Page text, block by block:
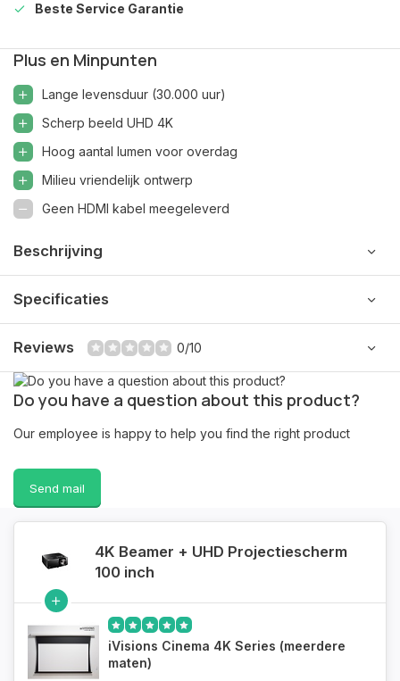
Beste Service Garantie
Plus en Minpunten
Lange levensduur (30.000 uur)
Scherp beeld UHD 4K
Hoog aantal lumen voor overdag
Milieu vriendelijk ontwerp
Geen HDMI kabel meegeleverd
Beschrijving
Specificaties
Reviews 0/10
Do you have a question about this product?
Our employee is happy to help you find the right product
Send mail
4K Beamer + UHD Projectiescherm
100 inch
iVisions Cinema 4K Series (meerdere
maten)